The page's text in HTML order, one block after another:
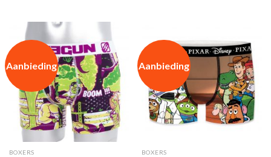
Aanbieding
BOXERS
Aanbieding
BOXERS